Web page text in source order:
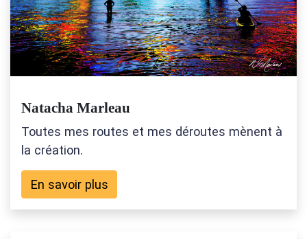
Natacha Marleau
Toutes mes routes et mes déroutes mènent à
la création.
En savoir plus